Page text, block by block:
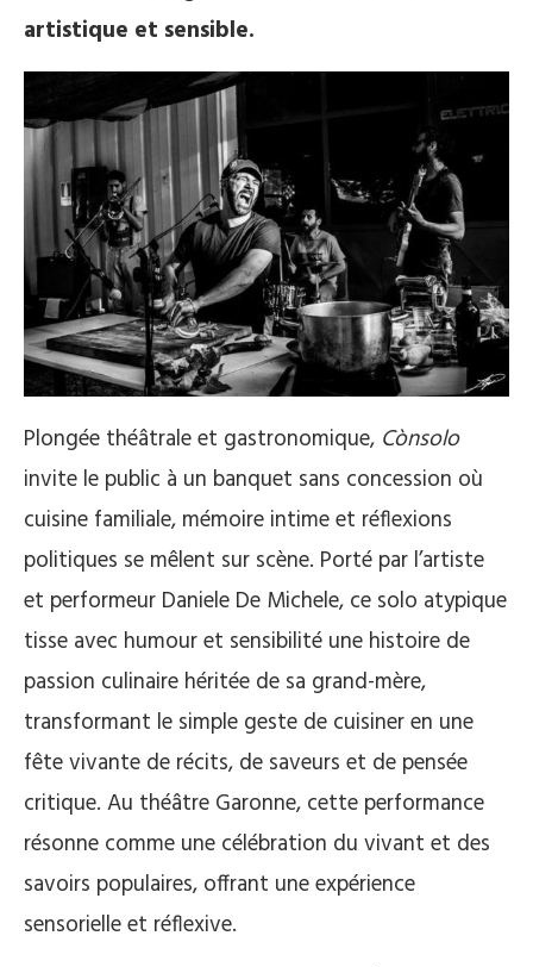
artistique et sensible.
Plongée théâtrale et gastronomique, Cònsolo
invite le public à un banquet sans concession où
cuisine familiale, mémoire intime et réflexions
politiques se mêlent sur scène. Porté par l’artiste
et performeur Daniele De Michele, ce solo atypique
tisse avec humour et sensibilité une histoire de
passion culinaire héritée de sa grand-mère,
transformant le simple geste de cuisiner en une
fête vivante de récits, de saveurs et de pensée
critique. Au théâtre Garonne, cette performance
résonne comme une célébration du vivant et des
savoirs populaires, offrant une expérience
sensorielle et réflexive.